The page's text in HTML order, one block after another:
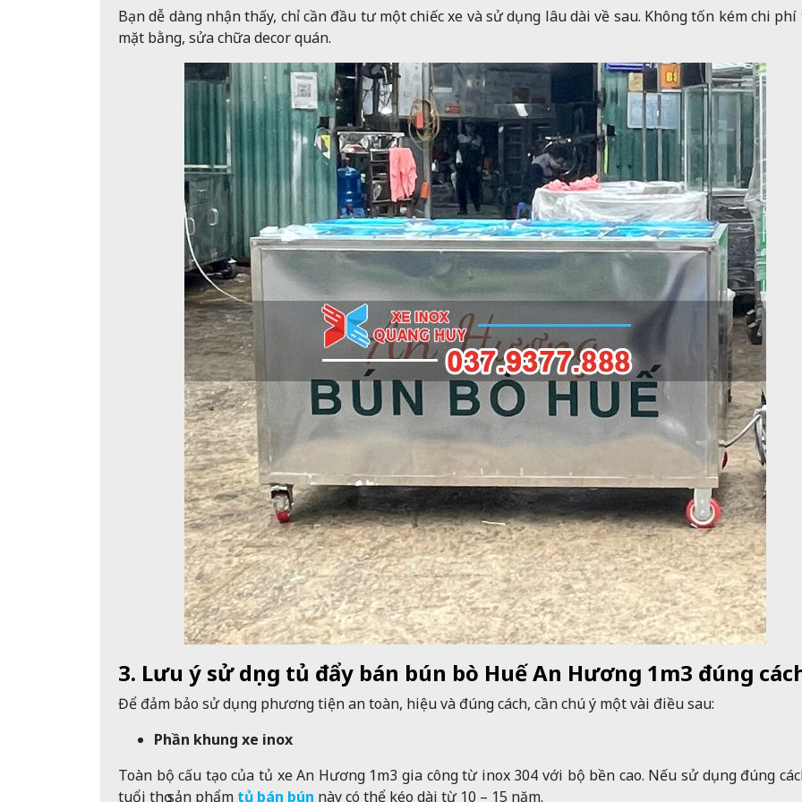
Bạn dễ dàng nhận thấy, chỉ cần đầu tư một chiếc xe và sử dụng lâu dài về sau. Không tốn kém chi
mặt bằng, sửa chữa decor quán.
3. Lưu ý sử dụng tủ đẩy bán bún bò Huế An Hương 1m3 đúng
Để đảm bảo sử dụng phương tiện an toàn, hiệu và đúng cách, cần chú ý một vài điều sau:
Phần khung xe inox
Toàn bộ cấu tạo của tủ xe An Hương 1m3 gia công từ inox 304 với bộ bền cao. Nếu sử dụng đúng
tuổi thọ sản phẩm tủ bán bún này có thể kéo dài từ 10 – 15 năm.